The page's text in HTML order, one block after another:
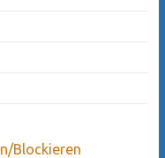
Blockieren